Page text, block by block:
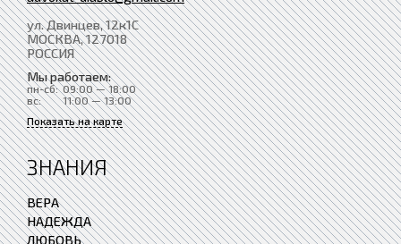
ул. Двинцев, 12к1С
МОСКВА, 127018
РОССИЯ
Мы работаем:
пн-сб: 09:00 — 18:00
вс:
11:00 — 13:00
Показать на карте
ЗНАНИЯ
ВЕРА
НАДЕЖДА
ЛЮБОВЬ